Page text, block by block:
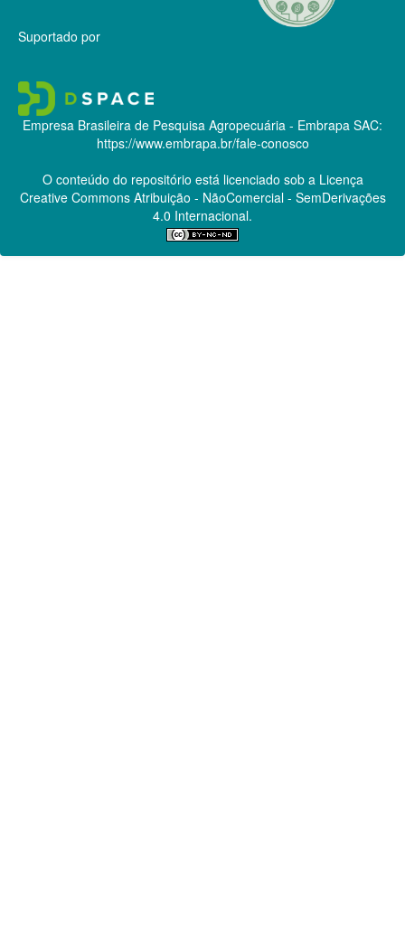
Suportado por
Empresa Brasileira de Pesquisa Agropecuária - Embrapa SAC:
https://www.embrapa.br/fale-conosco
O conteúdo do repositório está licenciado sob a Licença
Creative CommonsAtribuição - NãoComercial - SemDerivações
4.0 Internacional.